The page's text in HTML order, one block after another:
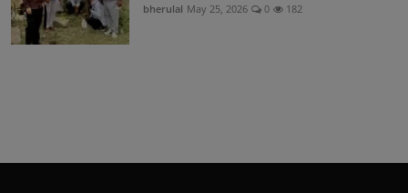
bherulal May 25, 2026 0 182